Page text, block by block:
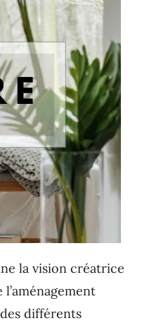
la vision créatrice
différents